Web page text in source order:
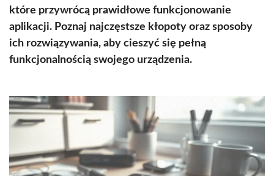
które przywrócą prawidłowe funkcjonowanie
aplikacji. Poznaj najczęstsze kłopoty oraz sposoby
ich rozwiązywania, aby cieszyć się pełną
funkcjonalnością swojego urządzenia.